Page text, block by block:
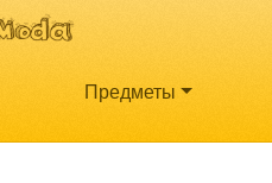
Предметы